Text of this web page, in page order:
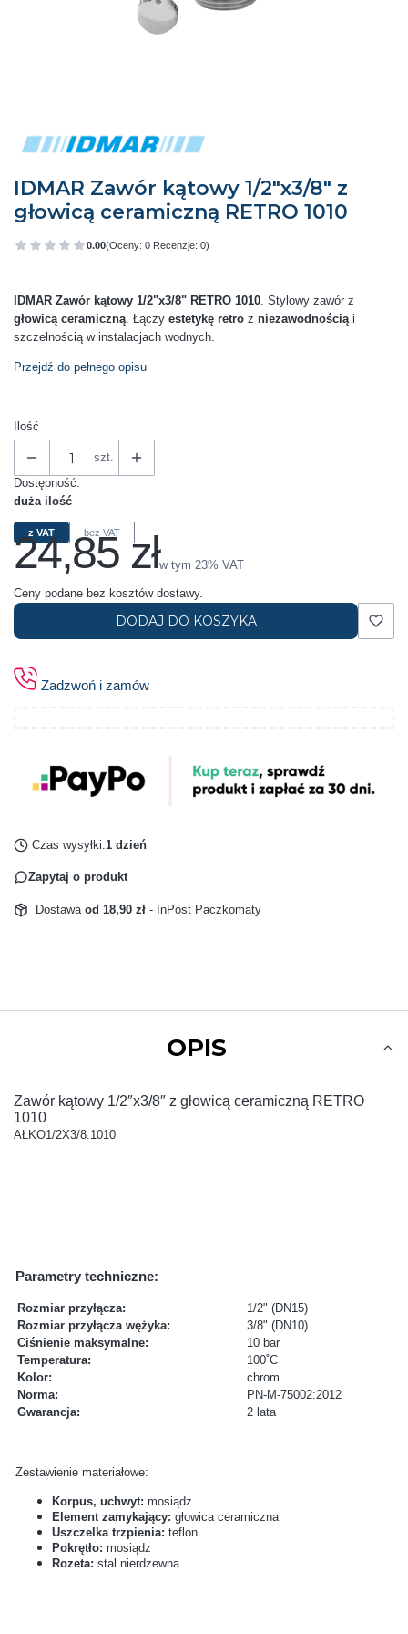
IDMAR Zawór kątowy 1/2″x3/8″ z
głowicą ceramiczną RETRO 1010
0.00(Oceny: 0 Recenzje: 0)
Przejdź do sekcji Opinie
IDMAR Zawór kątowy 1/2"x3/8" RETRO 1010. Stylowy zawór z
głowicą ceramiczną. Łączy estetykę retro z niezawodnościąi
szczelnością w instalacjach wodnych.
Przejdź do pełnego opisu
Ilość
szt.
Dostępność:
duża ilość
z VAT bez VAT
Cena
24,85 złw tym 23% VAT
w tym 23% VAT
Ceny podane bez kosztów dostawy.
DODAJ DO KOSZYKA
Zadzwoń i zamów
Czas wysyłki:1 dzień
Zapytaj o produkt
Dostawa od 18,90 zł - InPost Paczkomaty
OPIS
Zawór kątowy 1/2″x3/8″ z głowicą ceramiczną RETRO
1010
AŁKO1/2X3/8.1010
Parametry techniczne:
Rozmiar przyłącza:
1/2" (DN15)
Rozmiar przyłącza wężyka:
3/8" (DN10)
Ciśnienie maksymalne:
10 bar
Temperatura:
100˚C
Kolor:
chrom
Norma:
PN-M-75002:2012
Gwarancja:
2 lata
Zestawienie materiałowe:
Korpus, uchwyt: mosiądz
Element zamykający: głowica ceramiczna
Uszczelka trzpienia: teflon
Pokrętło: mosiądz
Rozeta: stal nierdzewna